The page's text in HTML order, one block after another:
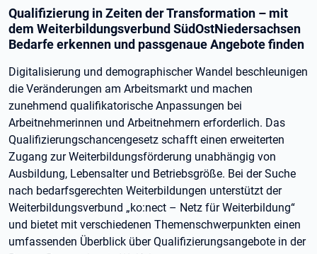
Qualifizierung in Zeiten der Transformation – mit
dem Weiterbildungsverbund SüdOstNiedersachsen
Bedarfe erkennen und passgenaue Angebote finden
Digitalisierung und demographischer Wandel beschleunigen
die Veränderungen am Arbeitsmarkt und machen
zunehmend qualifikatorische Anpassungen bei
Arbeitnehmerinnen und Arbeitnehmern erforderlich. Das
Qualifizierungschancengesetz schafft einen erweiterten
Zugang zur Weiterbildungsförderung unabhängig von
Ausbildung, Lebensalter und Betriebsgröße. Bei der Suche
nach bedarfsgerechten Weiterbildungen unterstützt der
Weiterbildungsverbund „ko:nect – Netz für Weiterbildung“
und bietet mit verschiedenen Themenschwerpunkten einen
umfassenden Überblick über Qualifizierungsangebote in der